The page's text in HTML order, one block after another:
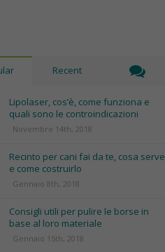
Recent
Lipolaser, cos’è, come funziona e
quali sono le controindicazioni
Novembre 14th, 2018
Recinto per cani fai da te, cosa serve
e come costruirlo
Gennaio 8th, 2018
Consigli utili per pulire le borse in
base al loro materiale
Gennaio 15th, 2018